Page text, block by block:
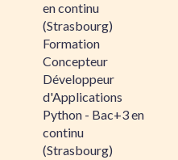
en continu
(Strasbourg)
Formation
Concepteur
Développeur
d'Applications
Python - Bac+3 en
continu
(Strasbourg)